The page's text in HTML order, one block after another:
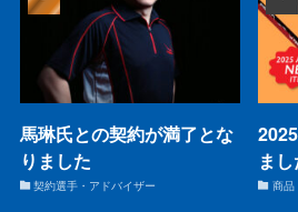
馬琳氏との契約が満了とな
りました
契約選手・アドバイザー
ま
商品